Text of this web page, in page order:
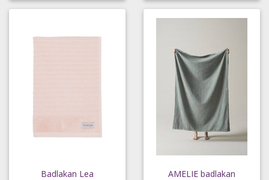
Badlakan Lea AMELIE badlakan